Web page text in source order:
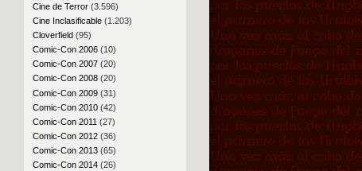
Cine de Terror(3.596)
Cine Inclasificable(1.203)
Cloverfield(95)
Comic-Con 2006(10)
Comic-Con 2007(20)
Comic-Con 2008(20)
Comic-Con 2009(31)
Comic-Con 2010(42)
Comic-Con 2011 (27)
Comic-Con 2012(36)
Comic-Con 2013(65)
Comic-Con 2014(26)